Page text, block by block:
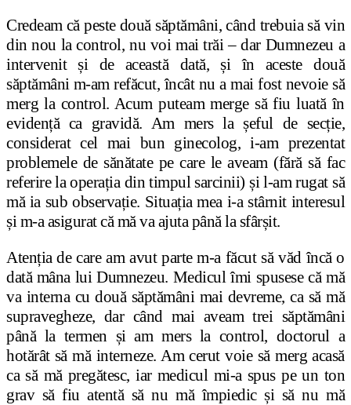
Credeam că peste două săptămâni, când trebuia să vin
din nou la control, nu voi mai trăi – dar Dumnezeu a
intervenit și de această dată, și în aceste două
săptămâni m-am refăcut, încât nu a mai fost nevoie să
merg la control. Acum puteam merge să fiu luată în
evidență ca gravidă. Am mers la șeful de secție,
considerat cel mai bun ginecolog, i-am prezentat
problemele de sănătate pe care le aveam (fără să fac
referire la operația din timpul sarcinii) și l-am rugat să
mă ia sub observație. Situația mea i-a stârnit interesul
și m-a asigurat că mă va ajuta până la sfârșit.
Atenția de care am avut parte m-a făcut să văd încă o
dată mâna lui Dumnezeu. Medicul îmi spusese că mă
va interna cu două săptămâni mai devreme, ca să mă
supravegheze, dar când mai aveam trei săptămâni
până la termen și am mers la control, doctorul a
hotărât să mă interneze. Am cerut voie să merg acasă
ca să mă pregătesc, iar medicul mi-a spus pe un ton
grav să fiu atentă să nu mă împiedic și să nu mă